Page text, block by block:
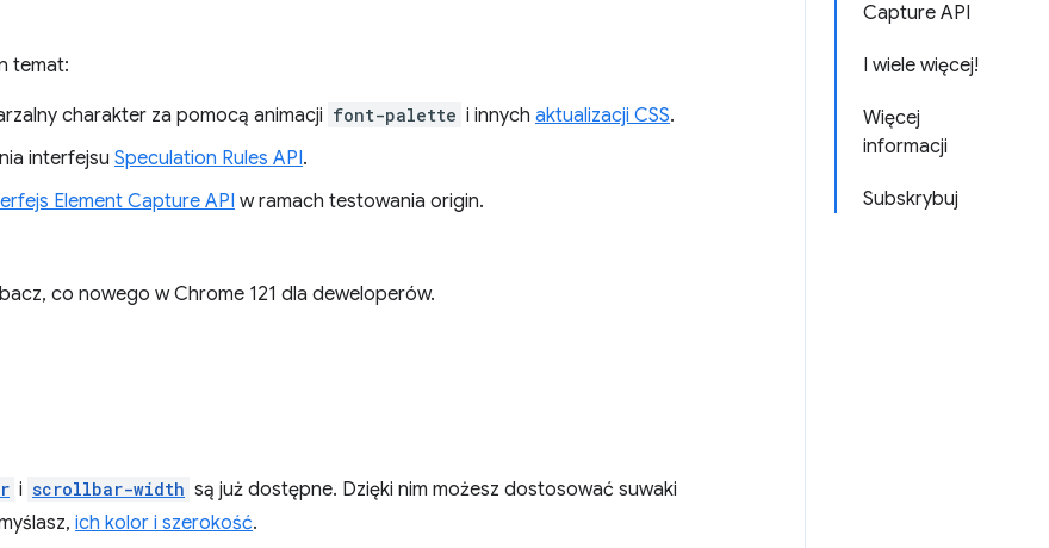
Capture API
I wiele więcej!
Więcej
informacji
Subskrybuj
temat:
charakter za pomocą animacji font-palette i innych aktualizacji CSS.
interfejsu Speculation Rules API.
Element Capture API w ramach testowania origin.
co nowego w Chrome 121 dla deweloperów.
i scrollbar-width są już dostępne. Dzięki nim możesz dostosować suwaki
ich kolor i szerokość.